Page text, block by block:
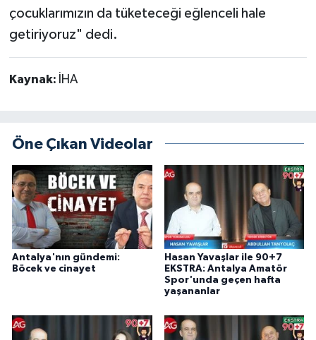
çocuklarımızın da tüketeceği eğlenceli hale
getiriyoruz" dedi.
Kaynak: İHA
Öne Çıkan Videolar
Antalya'nın gündemi:
Böcek ve cinayet
Hasan Yavaşlar ile 90+7
EKSTRA: Antalya Amatör
Spor'unda geçen hafta
yaşananlar